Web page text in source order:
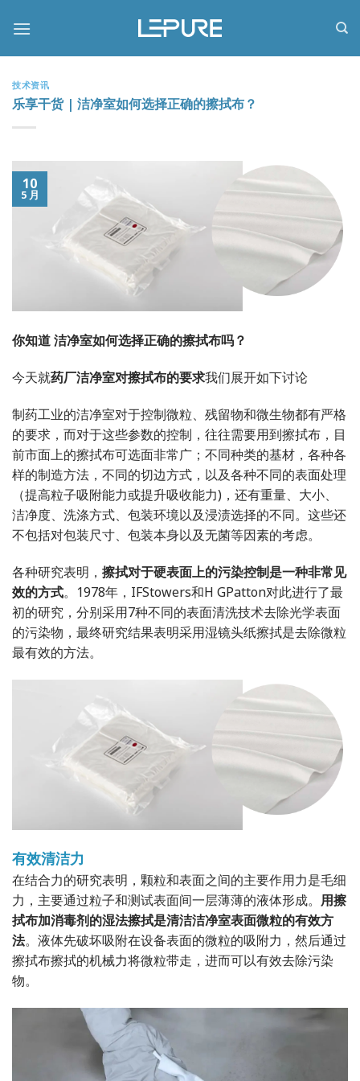
技术资讯
乐享干货 | 洁净室如何选择正确的擦拭布？
10
5 月
你知道 洁净室如何选择正确的擦拭布吗？
今天就药厂洁净室对擦拭布的要求我们展开如下讨论
制药工业的洁净室对于控制微粒、残留物和微生物都有严格
的要求，而对于这些参数的控制，往往需要用到擦拭布，目
前市面上的擦拭布可选面非常广；不同种类的基材，各种各
样的制造方法，不同的切边方式，以及各种不同的表面处理
（提高粒子吸附能力或提升吸收能力)，还有重量、大小、
洁净度、洗涤方式、包装环境以及浸渍选择的不同。这些还
不包括对包装尺寸、包装本身以及无菌等因素的考虑。
各种研究表明， 擦拭对于硬表面上的污染控制是一种非常见
效的方式。1978年，IFStowers和H GPatton对此进行了最
初的研究，分别采用7种不同的表面清洗技术去除光学表面
的污染物，最终研究结果表明采用湿镜头纸擦拭是去除微粒
最有效的方法。
有效清洁力
在结合力的研究表明，颗粒和表面之间的主要作用力是毛细
力，主要通过粒子和测试表面间一层薄薄的液体形成。 用擦
拭布加消毒剂的湿法擦拭是清洁洁净室表面微粒的有效方
法。液体先破坏吸附在设备表面的微粒的吸附力，然后通过
擦拭布擦拭的机械力将微粒带走，进而可以有效去除污染
物。